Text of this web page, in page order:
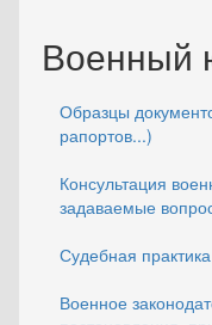
Военный
Образцы
рапортов...)
Консультация
задаваемые
Судебная
Военное